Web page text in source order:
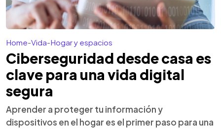
Home-Vida-Hogar y espacios
Ciberseguridad desde casa es
clave para una vida digital
segura
Aprender a proteger tu información y
dispositivos en el hogar es el primer paso para una